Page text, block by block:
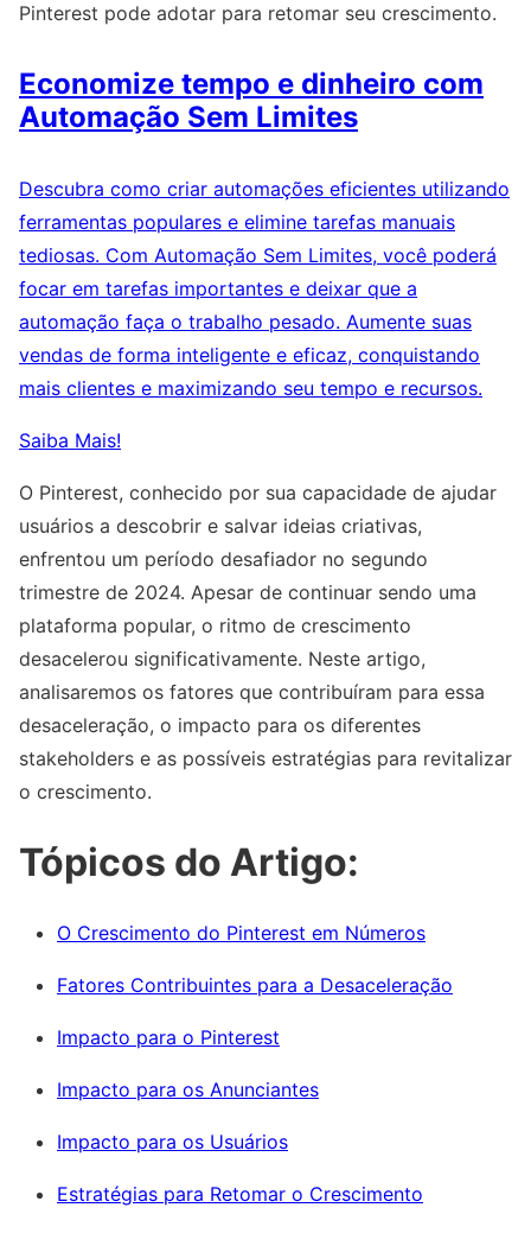
Pinterest pode adotar para retomar seu crescimento.
Economize tempo e dinheiro com
Automação Sem Limites
Descubra como criar automações eficientes utilizando
ferramentas populares e elimine tarefas manuais
tediosas. Com Automação Sem Limites, você poderá
focar em tarefas importantes e deixar que a
automação faça o trabalho pesado. Aumente suas
vendas de forma inteligente e eficaz, conquistando
mais clientes e maximizando seu tempo e recursos.
Saiba Mais!
O Pinterest, conhecido por sua capacidade de ajudar
usuários a descobrir e salvar ideias criativas,
enfrentou um período desafiador no segundo
trimestre de 2024. Apesar de continuar sendo uma
plataforma popular, o ritmo de crescimento
desacelerou significativamente. Neste artigo,
analisaremos os fatores que contribuíram para essa
desaceleração, o impacto para os diferentes
stakeholders e as possíveis estratégias para revitalizar
o crescimento.
Tópicos do Artigo:
O Crescimento do Pinterest em Números
Fatores Contribuintes para a Desaceleração
Impacto para o Pinterest
Impacto para os Anunciantes
Impacto para os Usuários
Estratégias para Retomar o Crescimento